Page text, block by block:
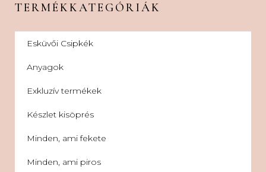
TERMÉKKATEGÓRIÁK
Esküvői Csipkék
Anyagok
Exkluzív termékek
Készlet kisöprés
Minden, ami fekete
Minden, ami piros